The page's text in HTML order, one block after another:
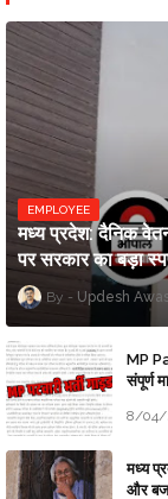
EMPLOYEE
मध्य प्रदेश: दैनिक
पर सरकार का बड़ा
Updesh
MP
संपूर्ण
8/04/
मध्य
और